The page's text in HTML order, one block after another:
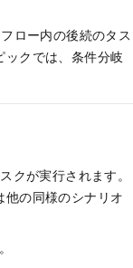
ロー内の後続のタス
クでは、条件分岐
クが実行されます。
の同様のシナリオ